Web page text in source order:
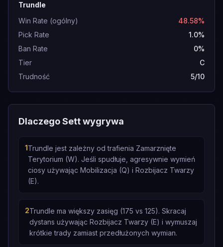
Trundle
Win Rate (ogólny)
48.58%
Pick Rate
1.0%
Ban Rate
0%
Tier
C
Trudność
5/10
Dlaczego Sett wygrywa
1Trundle jest zależny od trafienia Zamarznięte
Terytorium (W). Jeśli spudłuje, agresywnie wymień
ciosy używając Mobilizacja (Q) i Rozbijacz Twarzy
(E).
2Trundle ma większy zasięg (175 vs 125). Skracaj
dystans używając Rozbijacz Twarzy (E) i wymuszaj
krótkie trady zamiast przedłużonych wymian.